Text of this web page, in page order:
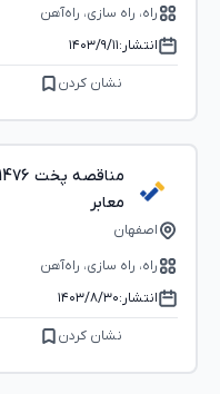
راه، راه‌ سازی، راه‌آهن
انتشار:۱۴۰۳/۹/۱۱
نشان کردن
معابر
اصفهان
راه، راه‌ سازی، راه‌آهن
انتشار:۱۴۰۳/۸/۳۰
نشان کردن